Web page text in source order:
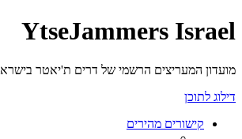
YtseJammers Israel
מועדון המעריצים הרשמי של דרים ת'יאטר
דילוג לתוכן
קישורים מהירים